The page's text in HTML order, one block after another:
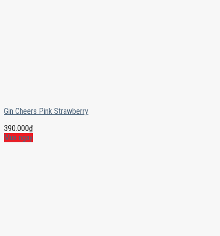
Gin Cheers Pink Strawberry
390.000₫
Mua ngay